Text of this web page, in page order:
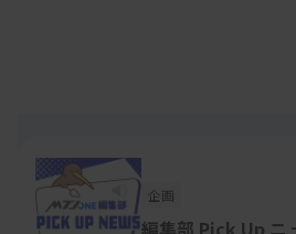
企画
編集部 Pick Up ニ